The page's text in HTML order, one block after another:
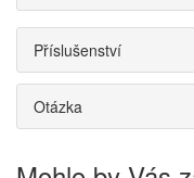
Příslušenství
Otázka